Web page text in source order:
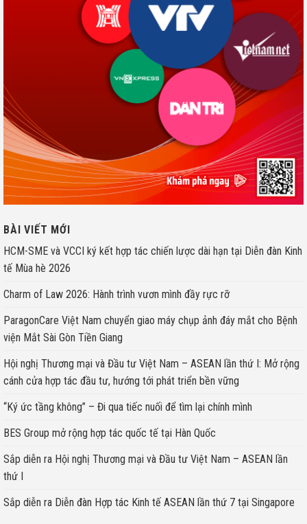
BÀI VIẾT MỚI
HCM-SME và VCCI ký kết hợp tác chiến lược dài hạn tại Diễn đàn Kinh
tế Mùa hè 2026
Charm of Law 2026: Hành trình vươn mình đầy rực rỡ
ParagonCare Việt Nam chuyển giao máy chụp ảnh đáy mắt cho Bệnh
viện Mắt Sài Gòn Tiền Giang
Hội nghị Thương mại và Đầu tư Việt Nam – ASEAN lần thứ I: Mở rộng
cánh cửa hợp tác đầu tư, hướng tới phát triển bền vững
“Ký ức tầng không” – Đi qua tiếc nuối để tìm lại chính mình
BES Group mở rộng hợp tác quốc tế tại Hàn Quốc
Sắp diễn ra Hội nghị Thương mại và Đầu tư Việt Nam – ASEAN lần
thứ I
Sắp diễn ra Diễn đàn Hợp tác Kinh tế ASEAN lần thứ 7 tại Singapore